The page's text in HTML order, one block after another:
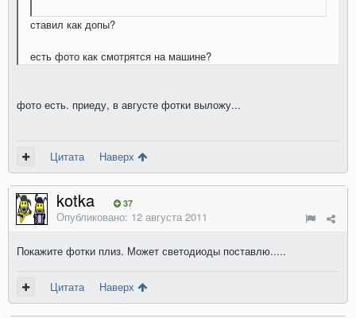
ставил как допы?
есть фото как смотрятся на машине?
фото есть. приеду, в августе фотки выложу...
Цитата Наверх
kotka 37
Опубликовано: 12 августа 2011
Покажите фотки плиз. Может светодиоды поставлю.....
Цитата Наверх